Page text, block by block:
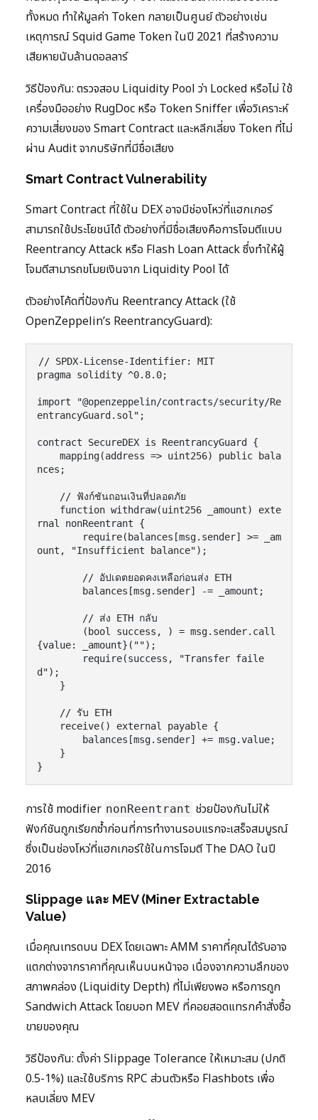
ทั้งหมด ทำให้มูลค่า Token กลายเป็นศูนย์ ตัวอย่างเช่น
เหตุการณ์ Squid Game Token ในปี 2021 ที่สร้างความ
เสียหายนับล้านดอลลาร์
วิธีป้องกัน: ตรวจสอบ Liquidity Pool ว่า Locked หรือไม่ ใช้
เครื่องมืออย่าง RugDoc หรือ Token Sniffer เพื่อวิเคราะห์
ความเสี่ยงของ Smart Contract และหลีกเลี่ยง Token ที่ไม่
ผ่าน Audit จากบริษัทที่มีชื่อเสียง
Smart Contract Vulnerability
Smart Contract ที่ใช้ใน DEX อาจมีช่องโหว่ที่แฮกเกอร์
สามารถใช้ประโยชน์ได้ ตัวอย่างที่มีชื่อเสียงคือการโจมตีแบบ
Reentrancy Attack หรือ Flash Loan Attack ซึ่งทำให้ผู้
โจมตีสามารถขโมยเงินจาก Liquidity Pool ได้
ตัวอย่างโค้ดที่ป้องกัน Reentrancy Attack (ใช้
OpenZeppelin’s ReentrancyGuard):
// SPDX-License-Identifier: MIT
pragma solidity ^0.8.0;
import "@openzeppelin/contracts/security/Re
entrancyGuard.sol";
contract SecureDEX is ReentrancyGuard {
nces;
rnal nonReentrant {
ount, "Insufficient balance");
{value: _amount}("");
d");
การใช้ modifier nonReentrant ช่วยป้องกันไม่ให้
ฟังก์ชันถูกเรียกซ้ำก่อนที่การทำงานรอบแรกจะเสร็จสมบูรณ์
ซึ่งเป็นช่องโหว่ที่แฮกเกอร์ใช้ในการโจมตี The DAO ในปี
2016
Slippage และ MEV (Miner Extractable
Value)
เมื่อคุณเทรดบน DEX โดยเฉพาะ AMM ราคาที่คุณได้รับอาจ
แตกต่างจากราคาที่คุณเห็นบนหน้าจอ เนื่องจากความลึกของ
สภาพคล่อง (Liquidity Depth) ที่ไม่เพียงพอ หรือการถูก
Sandwich Attack โดยบอท MEV ที่คอยสอดแทรกคำสั่งซื้อ
ขายของคุณ
วิธีป้องกัน: ตั้งค่า Slippage Tolerance ให้เหมาะสม (ปกติ
0.5-1%) และใช้บริการ RPC ส่วนตัวหรือ Flashbots เพื่อ
หลบเลี่ยง MEV